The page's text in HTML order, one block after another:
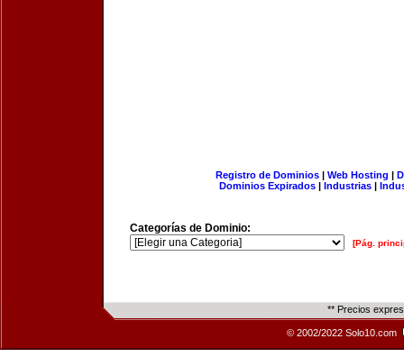
Registro de Dominios| Web Hosting |
Dominios Expirados | Industrias |
Categorías de Dominio:
[Pág.
** Precios
© 2002/2022 Solo10.com